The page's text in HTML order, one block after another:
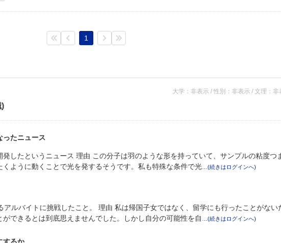
1
大学：非表示 / 性別：非表示 / 文理：非
)
ったニュース
したというニュース 理由 この分子は羽のような形を持っていて、サンプルの粘度つ
ように動くことで光を発するそうです。私も特殊な条件で光
アルバイトに挑戦したこと。 理由 私は帰国子女ではなく、留学にも行ったことがない
できるとは到底思えませんでした。しかし自分の可能性を自
するか